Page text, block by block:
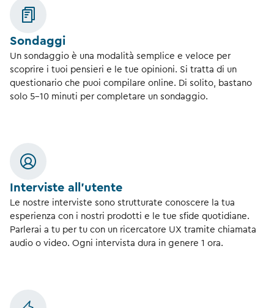
Sondaggi
Un sondaggio è una modalità semplice e veloce per
scoprire i tuoi pensieri e le tue opinioni. Si tratta di un
questionario che puoi compilare online. Di solito, bastano
solo 5-10 minuti per completare un sondaggio.
Interviste all'utente
Le nostre interviste sono strutturate conoscere la tua
esperienza con i nostri prodotti e le tue sfide quotidiane.
Parlerai a tu per tu con un ricercatore UX tramite chiamata
audio o video. Ogni intervista dura in genere 1 ora.